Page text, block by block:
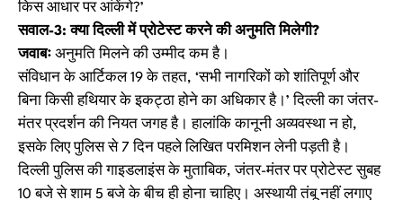
किस आधार पर आंकेंगे?’
सवाल-3: क्या दिल्ली में प्रोटेस्ट करने की अनुमति मिलेगी?
जवाबः अनुमति मिलने की उम्मीद कम है।
संविधान के आर्टिकल 19 के तहत, ‘सभी नागरिकों को शांतिपूर्ण और
बिना किसी हथियार के इकट्ठा होने का अधिकार है।’ दिल्ली का जंतर-
मंतर प्रदर्शन की नियत जगह है। हालांकि कानूनी अव्यवस्था न हो,
इसके लिए पुलिस से 7 दिन पहले लिखित परमिशन लेनी पड़ती है।
दिल्ली पुलिस की गाइडलाइंस के मुताबिक, जंतर-मंतर पर प्रोटेस्ट सुबह
10 बजे से शाम 5 बजे के बीच ही होना चाहिए। अस्थायी तंबू नहीं लगाए